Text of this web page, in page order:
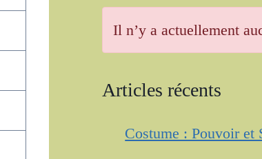
Il n’y a actuellement
Articles récents
Costume : Pouvoir et